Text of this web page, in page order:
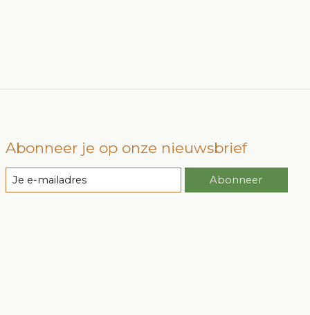
Abonneer je op onze nieuwsbrief
Abonneer